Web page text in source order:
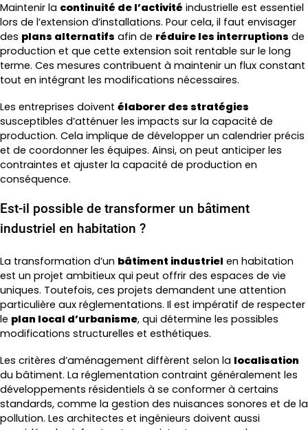
Maintenir la continuité de l’activité industrielle est essentiel
lors de l’extension d’installations. Pour cela, il faut envisager
des plans alternatifs afin de réduire les interruptions de
production et que cette extension soit rentable sur le long
terme. Ces mesures contribuent à maintenir un flux constant
tout en intégrant les modifications nécessaires.
Les entreprises doivent élaborer des stratégies
susceptibles d’atténuer les impacts sur la capacité de
production. Cela implique de développer un calendrier précis
et de coordonner les équipes. Ainsi, on peut anticiper les
contraintes et ajuster la capacité de production en
conséquence.
Est-il possible de transformer un bâtiment
industriel en habitation ?
La transformation d’un bâtiment industriel en habitation
est un projet ambitieux qui peut offrir des espaces de vie
uniques. Toutefois, ces projets demandent une attention
particulière aux réglementations. Il est impératif de respecter
le plan local d’urbanisme, qui détermine les possibles
modifications structurelles et esthétiques.
Les critères d’aménagement diffèrent selon la localisation
du bâtiment. La réglementation contraint généralement les
développements résidentiels à se conformer à certains
standards, comme la gestion des nuisances sonores et de la
pollution. Les architectes et ingénieurs doivent aussi